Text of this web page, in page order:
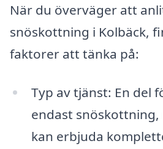
När du överväger att
snöskottning i Kolbäck,
faktorer att tänka på:
Typ av tjänst: En del
endast snöskottning,
kan erbjuda